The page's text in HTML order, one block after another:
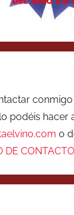
podéis hacer
o
DE CONTACTO